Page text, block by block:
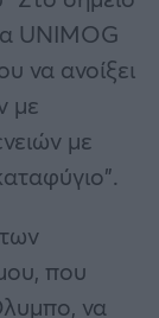
UNIMOG
να ανοίξει
με
με
που
να